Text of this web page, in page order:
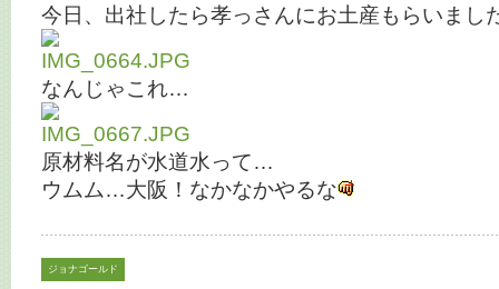
今日、出社したら孝っさんにお土産もらいまし
なんじゃこれ…
原材料名が水道水って…
ウムム…大阪！なかなかやるな
ジョナゴールド